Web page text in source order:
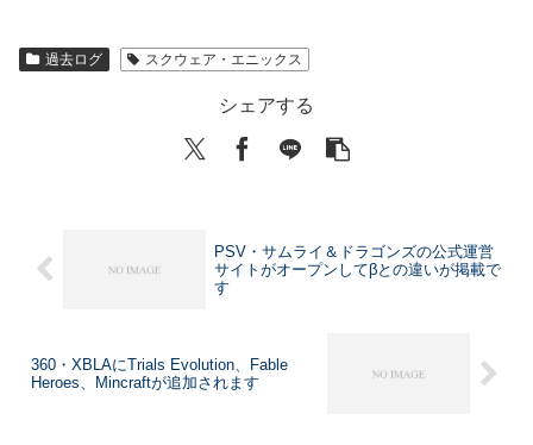
過去ログ スクウェア・エニックス
シェアする
PSV・サムライ＆ドラゴンズの公式運営
サイトがオープンしてβとの違いが掲載で
す
360・XBLAにTrials Evolution、Fable
Heroes、Mincraftが追加されます